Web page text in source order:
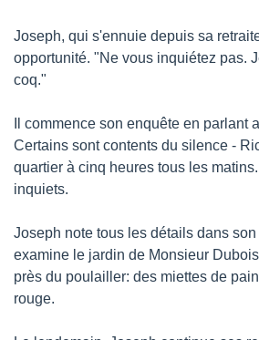
Joseph, qui s'ennuie depuis sa
opportunité. "Ne vous inquiétez pas.
coq."
Il commence son enquête en parlant
Certains sont contents du silence -
quartier à cinq heures tous les
inquiets.
Joseph note tous les détails dans son
examine le jardin de Monsieur
près du poulailler: des miettes de
rouge.